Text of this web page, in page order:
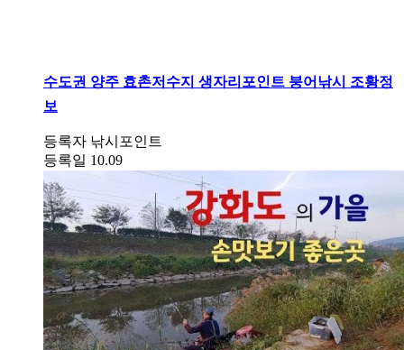
수도권 양주 효촌저수지 생자리포인트 붕어낚시 조황정
보
등록자 낚시포인트
등록일 10.09